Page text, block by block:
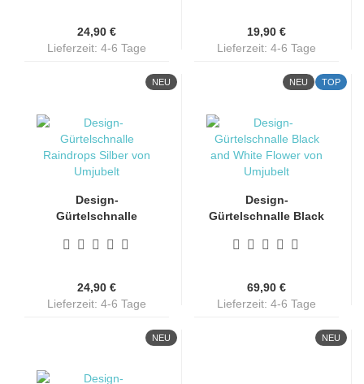
24,90 €
Lieferzeit: 4-6 Tage
19,90 €
Lieferzeit: 4-6 Tage
NEU
Design-
Gürtelschnalle
Umjubelt...
24,90 €
Lieferzeit: 4-6 Tage
NEU TOP
Design-
Gürtelschnalle Black
69,90 €
Lieferzeit: 4-6 Tage
NEU NEU